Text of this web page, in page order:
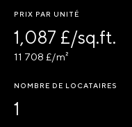
PRIX PAR UNITÉ
1,087 £/sq.ft.
11 708 £/m²
NOMBRE DE LOCATAIRES
1